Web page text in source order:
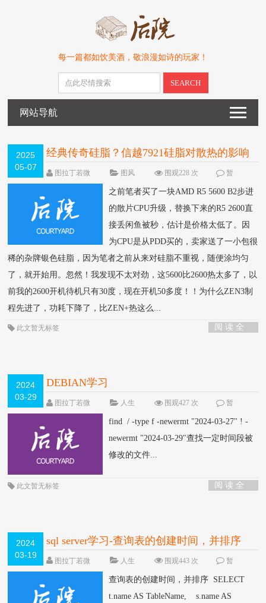
每一篇都如饮美酒，敬浪漫如诗的玩家！
SEARCH
网站导航
2025
05-07
经典传奇硅脂？信越7921硅脂对散热的影响
实测
图拉丁若微 图风 围观228 次
暂
无
之前笔者买了一块AMD R5 5600 B2步进
的散片CPU升级，替换下来的R5 2600直
接丢闲鱼被秒，估计是价格太低了。因
为CPU是从PDD买的，卖家送了一小包很
稀的杂牌银色硅脂，因为笔者之前从来对硅脂不重视，随便涂均匀
了，就开始用。忽然！我发现不太对劲，这5600比2600热太多了，以
前我的2600开机待机只有30度，现在开机50多度！！为什么ZEN3制
程先进了，功耗下降了，比ZEN+热这么...
阅 读 全
此文暂无标签
2024
03-29
DEBIAN学习
图拉丁若微 人生 围观427 次
暂
无
find / -type f -newermt "2024-03-27" ! -
newermt "2024-03-29"查找一定时间段被
修改的文件...
阅 读 全
此文暂无标签
2024
03-19
sql server学习-查询表的创建时间，并排序
图拉丁若微 人生 围观443 次
暂
无
查询表的创建时间，并排序 SELECT
t.name AS TableName, s.name AS